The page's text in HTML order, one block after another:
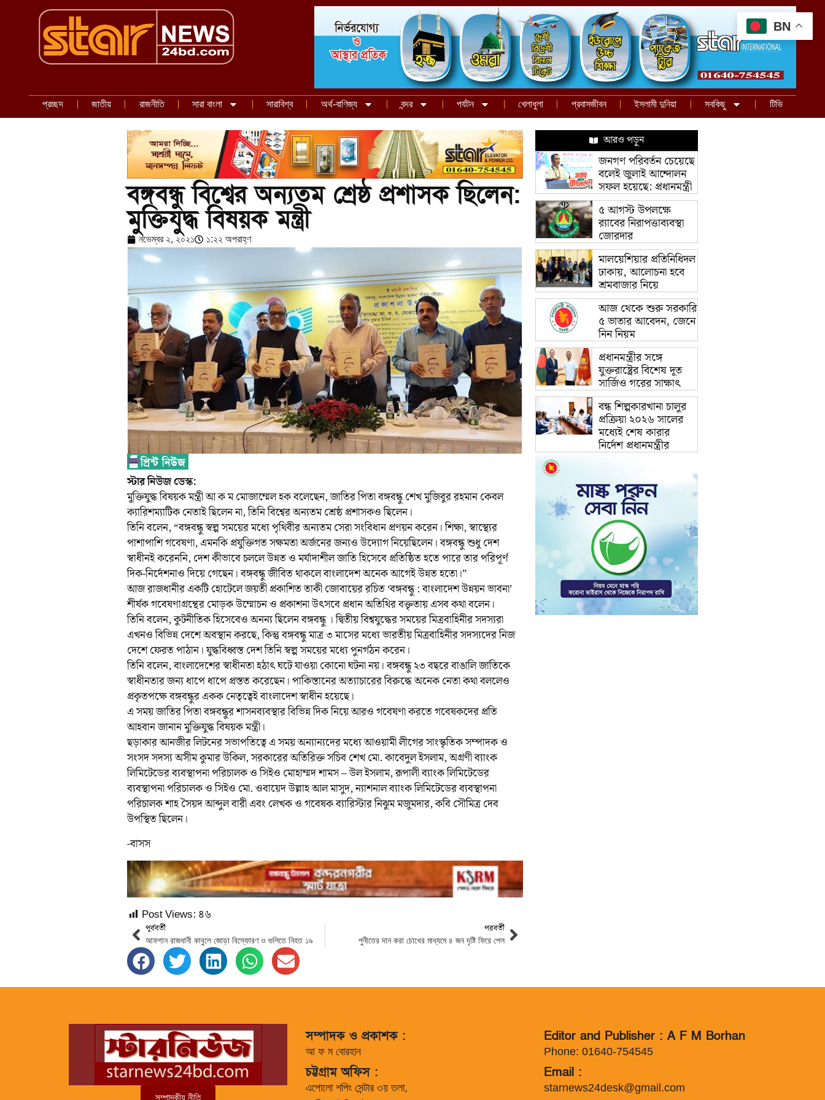
প্রচ্ছদ জাতীয় রাজনীতি সারা বাংলা সারাবিশ্ব অর্থ-বাণিজ্য বন্দর পর্যটন খেলাধুলা প্রবাসজীবন ইসলামী দুনিয়া সবকিছু টিভি
বঙ্গবন্ধু বিশ্বের অন্যতম শ্রেষ্ঠ প্রশাসক ছিলেন:
মুক্তিযুদ্ধ বিষয়ক মন্ত্রী
নভেম্বর ২, ২০২১ ১:২২ অপরাহ্ণ
স্টার নিউজ ডেস্ক:
মুক্তিযুদ্ধ বিষয়ক মন্ত্রী আ ক ম মোজাম্মেল হক বলেছেন, জাতির পিতা বঙ্গবন্ধু শেখ মুজিবুর রহমান কেবল
ক্যারিশম্যাটিক নেতাই ছিলেন না, তিনি বিশ্বের অন্যতম শ্রেষ্ঠ প্রশাসকও ছিলেন।
তিনি বলেন, “বঙ্গবন্ধু স্বল্প সময়ের মধ্যে পৃথিবীর অন্যতম সেরা সংবিধান প্রণয়ন করেন। শিক্ষা, স্বাস্থ্যের
পাশাপাশি গবেষণা, এমনকি প্রযুক্তিগত সক্ষমতা অর্জনের জন্যও উদ্যোগ নিয়েছিলেন। বঙ্গবন্ধু শুধু দেশ
স্বাধীনই করেননি, দেশ কীভাবে চললে উন্নত ও মর্যাদাশীল জাতি হিসেবে প্রতিষ্ঠিত হতে পারে তার পরিপূর্ণ
দিক-নির্দেশনাও দিয়ে গেছেন। বঙ্গবন্ধু জীবিত থাকলে বাংলাদেশ অনেক আগেই উন্নত হতো।”
আজ রাজধানীর একটি হোটেলে জয়তী প্রকাশিত তাকী জোবায়ের রচিত ‘বঙ্গবন্ধু : বাংলাদেশ উন্নয়ন ভাবনা’
শীর্ষক গবেষণাগ্রন্থের মোড়ক উম্মোচন ও প্রকাশনা উৎসবে প্রধান অতিথির বক্তৃতায় এসব কথা বলেন।
তিনি বলেন, কুটনীতিক হিসেবেও অনন্য ছিলেন বঙ্গবন্ধু । দ্বিতীয় বিশ্বযুদ্ধের সময়ের মিত্রবাহিনীর সদস্যরা
এখনও বিভিন্ন দেশে অবস্থান করছে, কিন্তু বঙ্গবন্ধু মাত্র ৩ মাসের মধ্যে ভারতীয় মিত্রবাহিনীর সদস্যদের নিজ
দেশে ফেরত পাঠান। যুদ্ধবিধ্বস্ত দেশ তিনি স্বল্প সময়ের মধ্যে পুনর্গঠন করেন।
তিনি বলেন, বাংলাদেশের স্বাধীনতা হঠাৎ ঘটে যাওয়া কোনো ঘটনা নয়। বঙ্গবন্ধু ২৩ বছরে বাঙালি জাতিকে
স্বাধীনতার জন্য ধাপে ধাপে প্রস্তত করেছেন। পাকিস্তানের অত্যাচারের বিরুদ্ধে অনেক নেতা কথা বললেও
প্রকৃতপক্ষে বঙ্গবন্ধুর একক নেতৃত্বেই বাংলাদেশ স্বাধীন হয়েছে।
এ সময় জাতির পিতা বঙ্গবন্ধুর শাসনব্যবস্থার বিভিন্ন দিক নিয়ে আরও গবেষণা করতে গবেষকদের প্রতি
আহবান জানান মুক্তিযুদ্ধ বিষয়ক মন্ত্রী।
ছড়াকার আনজীর লিটনের সভাপতিত্বে এ সময় অন্যান্যদের মধ্যে আওয়ামী লীগের সাংস্কৃতিক সম্পাদক ও
সংসদ সদস্য অসীম কুমার উকিল, সরকারের অতিরিক্ত সচিব শেখ মো. কাবেদুল ইসলাম, অগ্রণী ব্যাংক
লিমিটেডের ব্যবস্থাপনা পরিচালক ও সিইও মোহাম্মদ শামস – উল ইসলাম, রূপালী ব্যাংক লিমিটেডের
ব্যবস্থাপনা পরিচালক ও সিইও মো. ওবায়েদ উল্লাহ আল মাসুদ, ন্যাশনাল ব্যাংক লিমিটেডের ব্যবস্থাপনা
পরিচালক শাহ সৈয়দ আব্দুল বারী এবং লেখক ও গবেষক ব্যারিস্টার নিঝুম মজুমদার, কবি সৌমিত্র দেব
উপস্থিত ছিলেন।
-বাসস
Post Views: ৪৬
পূর্ববর্তী
আফগান রাজধানী কাবুলে জোড়া বিস্ফোরণ ও গুলিতে নিহত ১৯
পরবর্তী
পুনীতের দান করা চোখের মাধ্যমে ৪ জন দৃষ্টি ফিরে পেল
আরও পড়ুন
জনগণ পরিবর্তন চেয়েছে
বলেই জুলাই আন্দোলন
সফল হয়েছে: প্রধানমন্ত্রী
৫ আগস্ট উপলক্ষে
র‌্যাবের নিরাপত্তাব্যবস্থা
জোরদার
মালয়েশিয়ার প্রতিনিধিদল
ঢাকায়, আলোচনা হবে
শ্রমবাজার নিয়ে
আজ থেকে শুরু সরকারি
৫ ভাতার আবেদন, জেনে
নিন নিয়ম
প্রধানমন্ত্রীর সঙ্গে
যুক্তরাষ্ট্রের বিশেষ দূত
সার্জিও গরের সাক্ষাৎ
বন্ধ শিল্পকারখানা চালুর
প্রক্রিয়া ২০২৬ সালের
মধ্যেই শেষ কারার
নির্দেশ প্রধানমন্ত্রীর
সম্পাদকীয় নীতি
সম্পাদক ও প্রকাশক :
আ ফ ম বোরহান
চট্টগ্রাম অফিস :
এপোলো শপিং সেন্টার ৩য় তলা,
Editor and Publisher : A F M Borhan
Phone: 01640-754545
Email :
starnews24desk@gmail.com
BN